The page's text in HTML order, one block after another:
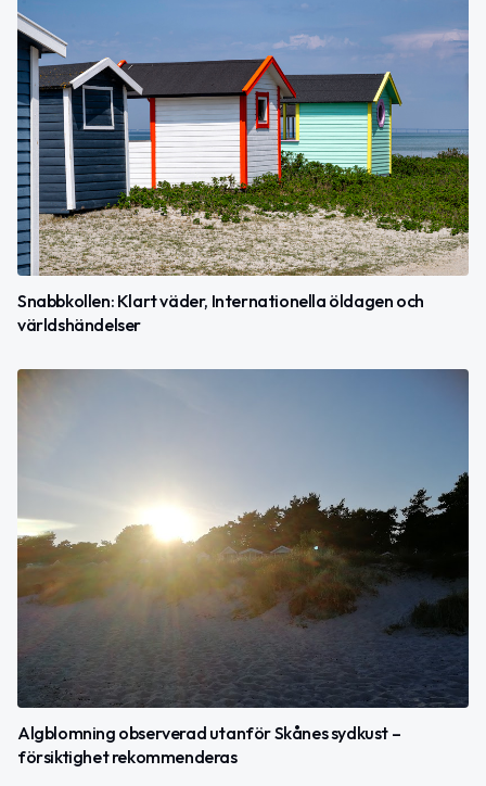
Snabbkollen: Klart väder, Internationella öldagen och
världshändelser
Algblomning observerad utanför Skånes sydkust –
försiktighet rekommenderas